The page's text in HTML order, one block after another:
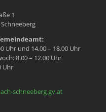
1
Uhr und 14.00 – 18.00 Uhr
8.00 – 12.00 Uhr
Uhr
schneeberg.gv.at